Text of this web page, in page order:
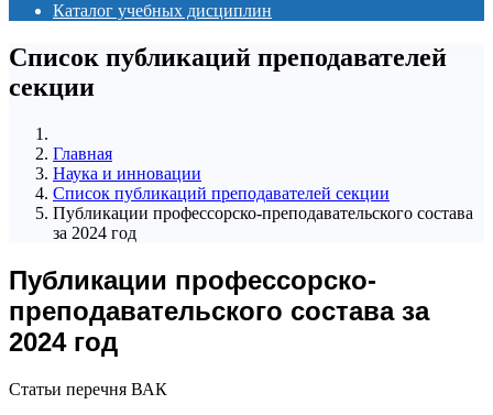
Каталог учебных дисциплин
Список публикаций преподавателей
секции
Главная
Наука и инновации
Список публикаций преподавателей секции
Публикации профессорско-преподавательского состава
за 2024 год
Публикации профессорско-
преподавательского состава за
2024 год
Статьи перечня ВАК